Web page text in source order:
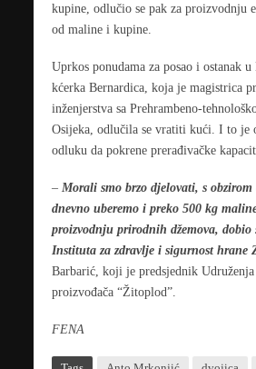
kupine, odlučio se pak za proizvodnju
od maline i kupine.
Uprkos ponudama za posao i ostanak
kćerka Bernardica, koja je magistrica
inženjerstva sa Prehrambeno-
Osijeka, odlučila se vratiti kući. I to je
odluku da pokrene prerađivačke
– Morali smo brzo djelovati, s obzirom
dnevno uberemo i preko 500 kg
proizvodnju prirodnih džemova,
Instituta za zdravlje i sigurnost hrane
Barbarić, koji je predsjednik
proizvođača “Žitoplod”.
FENA